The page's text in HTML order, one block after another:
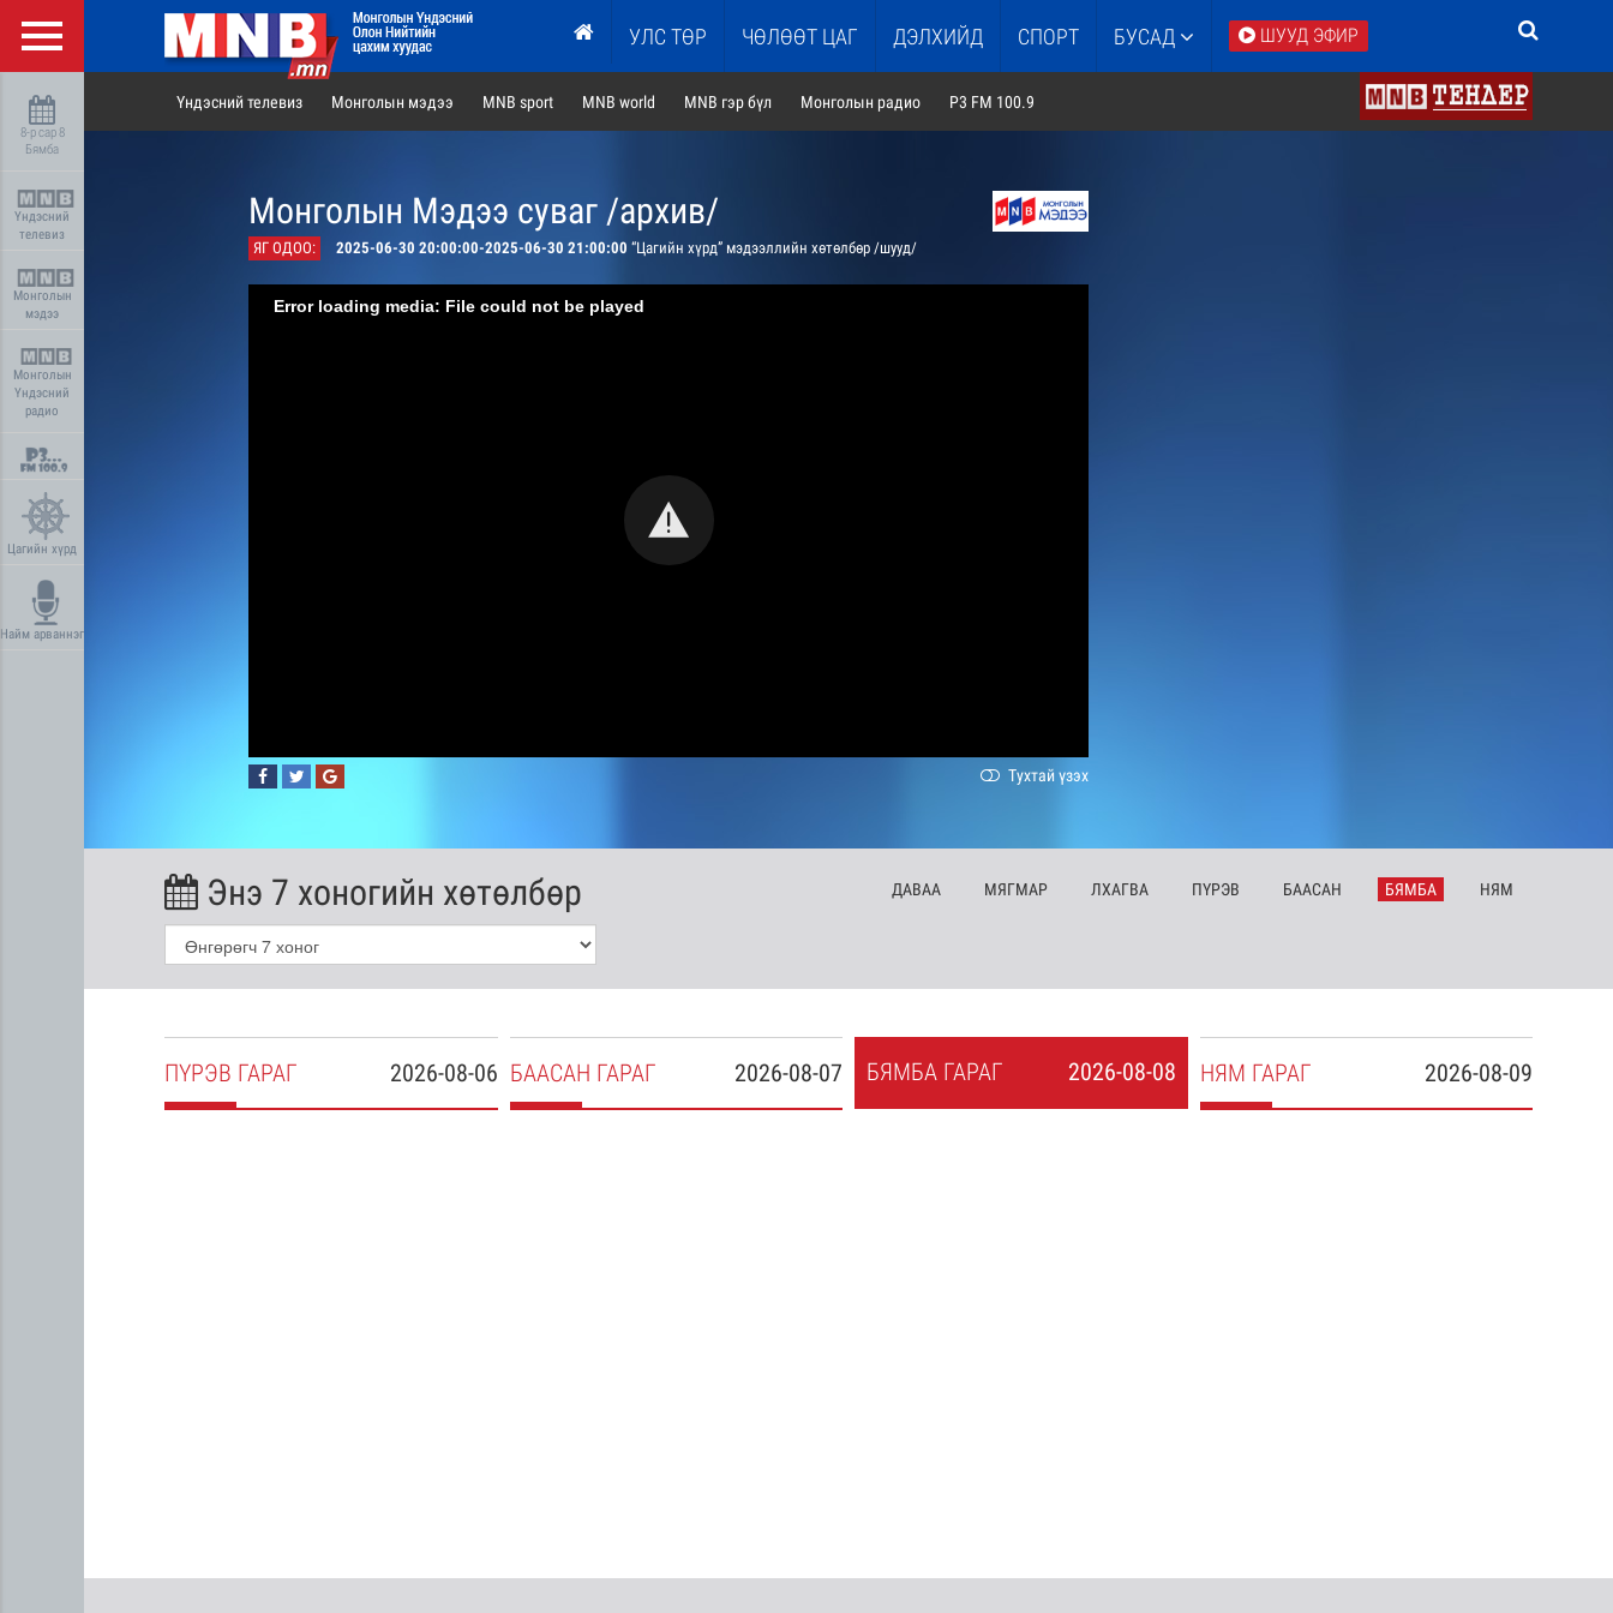
УЛС ТӨР ЧӨЛӨӨТ ЦАГ ДЭЛХИЙД СПОРТ БУСАД ШУУД ЭФИР
8-р сар 8
Бямба
Үндэсний
телевиз
Монголын
мэдээ
Монголын
Үндэсний
радио
Цагийн хүрд
Найм арваннэг
Үндэсний телевиз Монголын мэдээ MNB sport MNB world MNB гэр бүл Монголын радио P3 FM 100.9
Монголын Мэдээ суваг /архив/
ЯГ ОДОО: 2025-06-30 20:00:00-2025-06-30 21:00:00 “Цагийн хүрд” мэдээллийн хөтөлбөр /шууд/
Error loading media: File could not be played
Тухтай үзэх
Энэ 7 хоногийн хөтөлбөр ДАВАА МЯГМАР ЛХАГВА ПҮРЭВ БААСАН БЯМБА НЯМ
2026-08-06
ПҮРЭВ ГАРАГ 2026-08-07
БААСАН ГАРАГ 2026-08-08
БЯМБА ГАРАГ 2026-08-09
НЯМ ГАРАГ